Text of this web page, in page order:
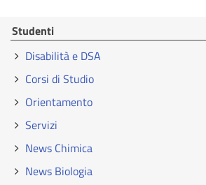
Studenti
Disabilità e DSA
Corsi di Studio
Orientamento
Servizi
News Chimica
News Biologia